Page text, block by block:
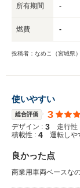
所有期間 -
燃費 -
投稿者：なめこ（宮城県）
使いやすい
総合評価 3
デザイン : 3 走行性
積載性 : 4 運転しや
良かった点
商業用車両ベースな